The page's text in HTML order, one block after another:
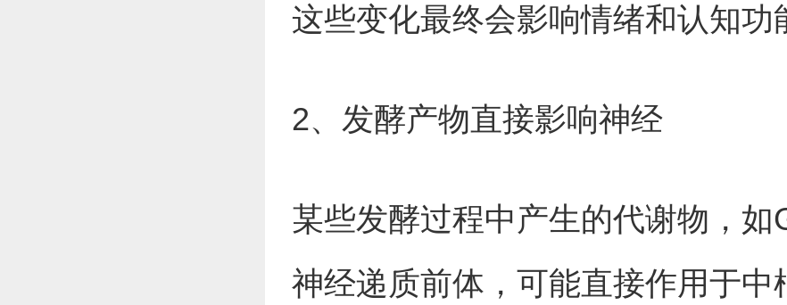
这些变化最终会影响情绪和认知功
2、发酵产物直接影响神经
某些发酵过程中产生的代谢物，如
神经递质前体，可能直接作用于中